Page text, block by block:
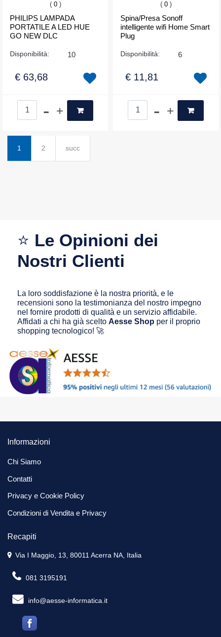
( 0 )
PHILIPS LAMPADA
PORTATILE A LED HUE
GO NEW DLC
Disponibilità: 10
€ 63,68
( 0 )
Spina/Presa Sonoff
intelligente wifi Home Smart
Plug
Disponibilità: 6
€ 11,81
1 2 succ
⭐ Le Opinioni dei
Nostri Clienti
La loro soddisfazione è la nostra priorità, e le
recensioni sono la testimonianza del nostro impegno
nel fornire prodotti di qualità e un servizio affidabile.
Affidati a chi ha già scelto Aesse Shop per il proprio
shopping tecnologico! 🚀
Informazioni
Chi Siamo
Contatti
Privacy e Cookie Policy
Condizioni di Vendita e Privacy
Recapiti
Via I Maggio, 13, 80011 Acerra NA, Italia
081 3195191
info@aesse-informatica.it